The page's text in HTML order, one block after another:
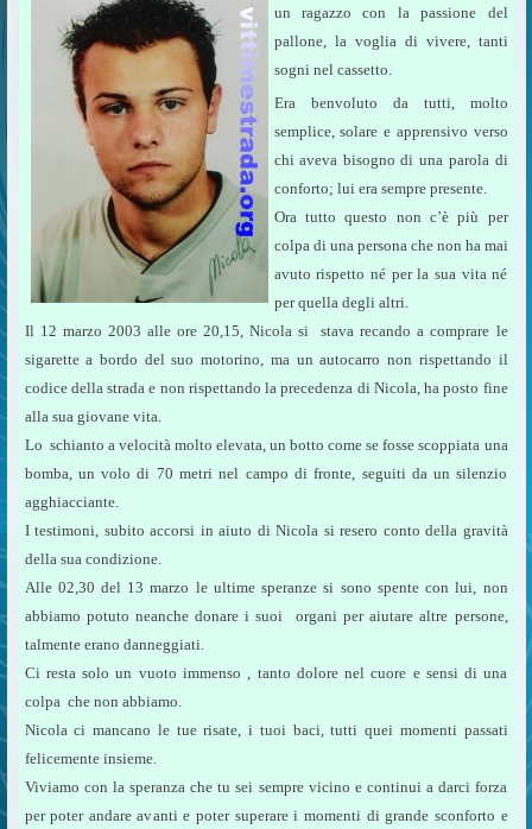
un ragazzo con la passione del
pallone, la voglia di vivere, tanti
sogni nel cassetto.
Era benvoluto da tutti, molto
semplice, solare e apprensivo verso
chi aveva bisogno di una parola di
conforto; lui era sempre presente.
Ora tutto questo non c’è più per
colpa di una persona che non ha mai
avuto rispetto né per la sua vita né
per quella degli altri.
Il 12 marzo 2003 alle ore 20,15, Nicola si
stava recando a comprare le
sigarette a bordo del suo motorino, ma un autocarro non rispettando il
codice della strada e non rispettando la precedenza di Nicola, ha posto fine
alla sua giovane vita.
Lo schianto a velocità molto elevata, un botto come se fosse scoppiata una
bomba, un volo di 70 metri nel campo di fronte, seguiti da un silenzio
agghiacciante.
I testimoni, subito accorsi in aiuto di Nicola si resero conto della gravità
della sua condizione.
Alle 02,30 del 13 marzo le ultime speranze si sono spente con lui, non
abbiamo potuto neanche donare i suoi
organi per aiutare altre persone,
talmente erano danneggiati.
Ci resta solo un vuoto immenso , tanto dolore nel cuore e sensi di una
colpa che non abbiamo.
Nicola ci mancano le tue risate, i tuoi baci, tutti quei momenti passati
felicemente insieme.
Viviamo con la speranza che tu sei sempre vicino e continui a darci forza
per poter andare avanti e poter superare i momenti di grande sconforto e